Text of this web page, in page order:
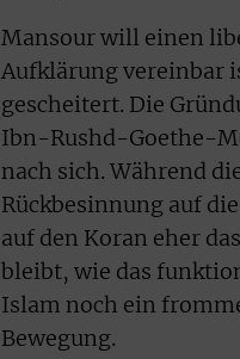
Mansour will einen
Aufklärung vereinbar
gescheitert. Die
Ibn-Rushd-Goethe-
nach sich. Während
Rückbesinnung auf
auf den Koran eher
bleibt, wie das
Islam noch ein
Bewegung.